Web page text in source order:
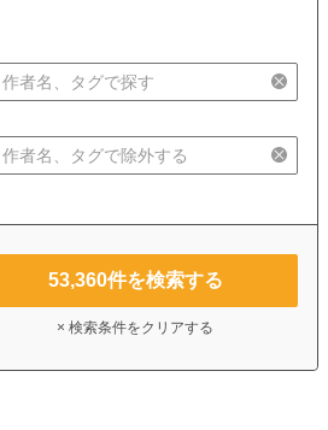
53,360件を検索する
× 検索条件をクリアする